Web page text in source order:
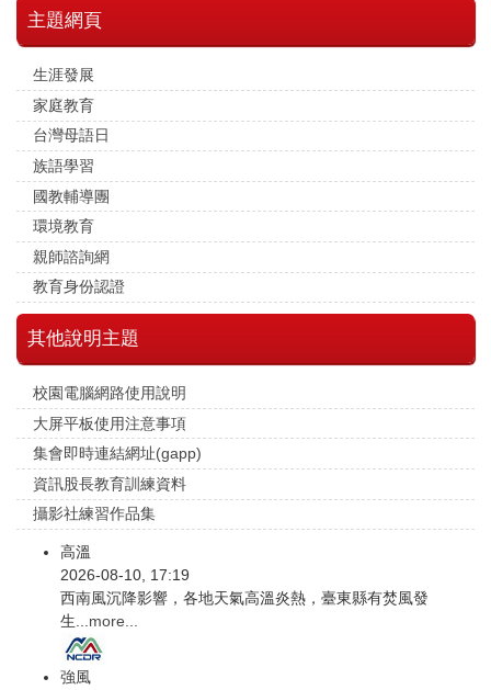
主題網頁
生涯發展
家庭教育
台灣母語日
族語學習
國教輔導團
環境教育
親師諮詢網
教育身份認證
其他說明主題
校園電腦網路使用說明
大屏平板使用注意事項
集會即時連結網址(gapp)
資訊股長教育訓練資料
攝影社練習作品集
高溫
2026-08-10, 17:19
西南風沉降影響，各地天氣高溫炎熱，臺東縣有焚風發
生... more...
強風